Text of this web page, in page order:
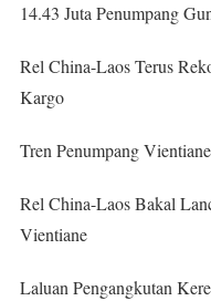
14.43 Juta Penumpang
Rel China-Laos Terus
Kargo
Tren Penumpang
Rel China-Laos Bakal
Vientiane
Laluan Pengangkutan